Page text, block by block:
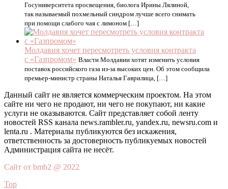
Госуниверситета просвещения, биолога Ирины Лялиной,
так называемый похмельный синдром лучше всего снимать
при помощи слабого чая с лимоном […]
Молдавия хочет пересмотреть условия контракта
с «Газпромом» Власти Молдавии хотят изменить условия
поставок российского газа из-за высоких цен. Об этом сообщила
премьер-министр страны Наталья Гаврилица, […]
Данный сайт не является коммерческим проектом. На этом
сайте ни чего не продают, ни чего не покупают, ни какие
услуги не оказываются. Сайт представляет собой ленту
новостей RSS канала news.rambler.ru, yandex.ru, newsru.com и
lenta.ru . Материалы публикуются без искажения,
ответственность за достоверность публикуемых новостей
Администрация сайта не несёт.
Сайт от bmb2 @ 2022
Top